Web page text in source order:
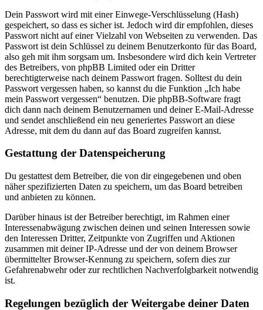
Dein Passwort wird mit einer Einwege-Verschlüsselung (Hash)
gespeichert, so dass es sicher ist. Jedoch wird dir empfohlen, dieses
Passwort nicht auf einer Vielzahl von Webseiten zu verwenden. Das
Passwort ist dein Schlüssel zu deinem Benutzerkonto für das Board,
also geh mit ihm sorgsam um. Insbesondere wird dich kein Vertreter
des Betreibers, von phpBB Limited oder ein Dritter
berechtigterweise nach deinem Passwort fragen. Solltest du dein
Passwort vergessen haben, so kannst du die Funktion „Ich habe
mein Passwort vergessen“ benutzen. Die phpBB-Software fragt
dich dann nach deinem Benutzernamen und deiner E-Mail-Adresse
und sendet anschließend ein neu generiertes Passwort an diese
Adresse, mit dem du dann auf das Board zugreifen kannst.
Gestattung der Datenspeicherung
Du gestattest dem Betreiber, die von dir eingegebenen und oben
näher spezifizierten Daten zu speichern, um das Board betreiben
und anbieten zu können.
Darüber hinaus ist der Betreiber berechtigt, im Rahmen einer
Interessenabwägung zwischen deinen und seinen Interessen sowie
den Interessen Dritter, Zeitpunkte von Zugriffen und Aktionen
zusammen mit deiner IP-Adresse und der von deinem Browser
übermittelter Browser-Kennung zu speichern, sofern dies zur
Gefahrenabwehr oder zur rechtlichen Nachverfolgbarkeit notwendig
ist.
Regelungen bezüglich der Weitergabe deiner Daten